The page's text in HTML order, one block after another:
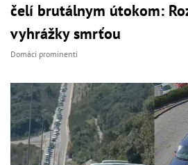
čelí brutálnym útokom:
vyhrážky smrťou
Domáci prominenti